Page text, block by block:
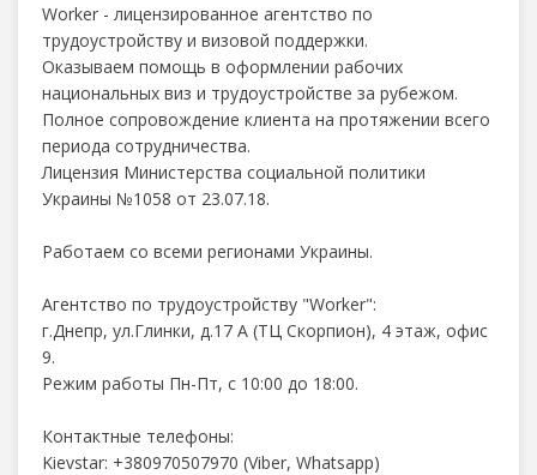
Worker - лицензированное агентство по
трудоустройству и визовой поддержки.
Оказываем помощь в оформлении рабочих
национальных виз и трудоустройстве за рубежом.
Полное сопровождение клиента на протяжении всего
периода сотрудничества.
Лицензия Министерства социальной политики
Украины №1058 от 23.07.18.
Работаем со всеми регионами Украины.
Агентство по трудоустройству "Worker":
г.Днепр, ул.Глинки, д.17 А (ТЦ Скорпион), 4 этаж, офис
9.
Режим работы Пн-Пт, с 10:00 до 18:00.
Контактные телефоны:
Kievstar: +380970507970 (Viber, Whatsapp)